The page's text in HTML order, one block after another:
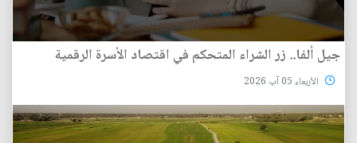
جيل ألفا.. زر الشراء المتحكم في اقتصاد الأسرة الرقمية
الأربعاء 05 آب 2026